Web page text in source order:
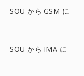
SOU から GSM に
SOU から IMA に